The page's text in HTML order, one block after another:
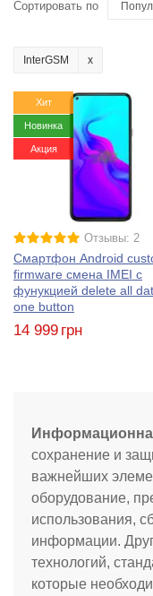
Сортировать по
InterGSM
Хит
Новинка
Акция
Отзывы: 2
Смартфон Android
firmware смена IMEI с
фунукцией delete all
one button
14 999 грн
сохранение и
важнейших
оборудование,
использования,
информации.
технологий,
которые